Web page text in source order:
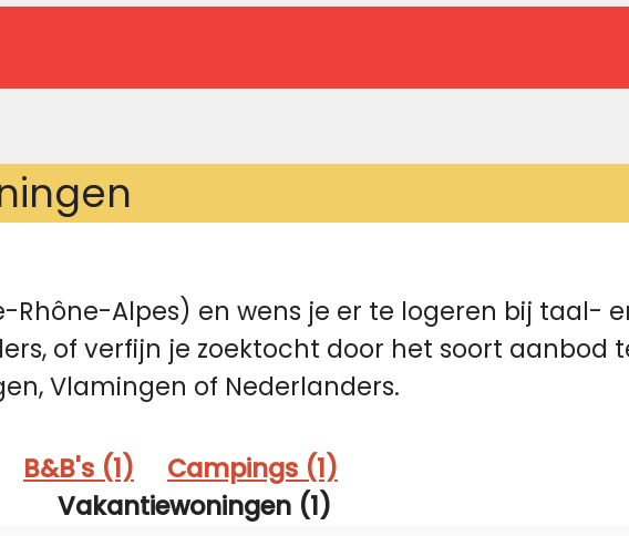
Alpes) en wens je er te logeren bij taal-
of verfijn je zoektocht door het soort aanbod
Vlamingen of Nederlanders.
B&B's (1)
Campings (1)
Vakantiewoningen (1)